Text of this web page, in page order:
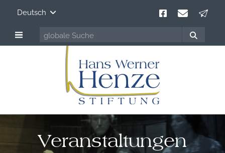
Deutsch
Veranstaltungen